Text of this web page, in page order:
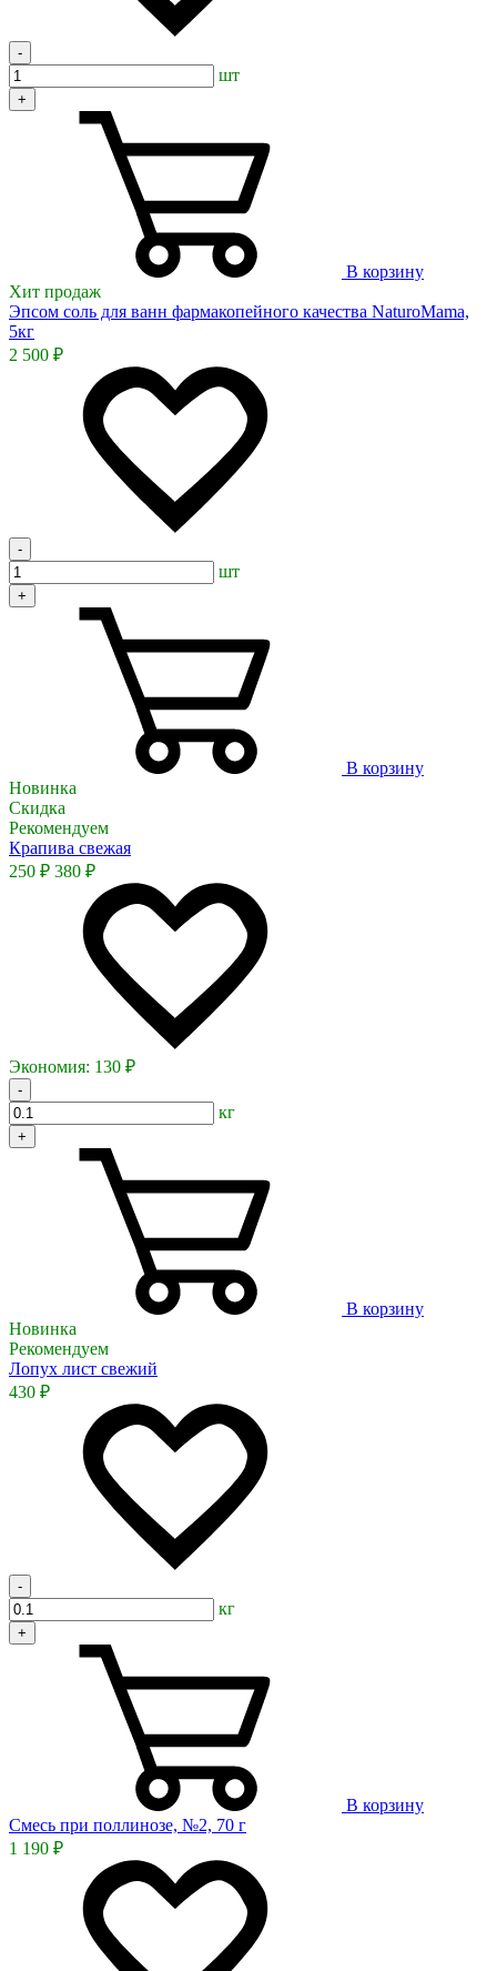
-
шт
+
В корзину
Хит продаж
Эпсом соль для ванн фармакопейного качества NaturoMama,
5кг
2 500 ₽
-
шт
+
В корзину
Новинка
Скидка
Рекомендуем
Крапива свежая
250 ₽ 380 ₽
Экономия: 130 ₽
-
кг
+
В корзину
Новинка
Рекомендуем
Лопух лист свежий
430 ₽
-
кг
+
В корзину
Смесь при поллинозе, №2, 70 г
1 190 ₽